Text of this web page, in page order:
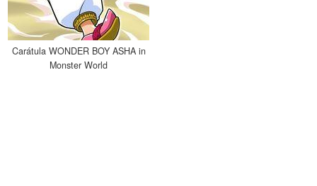
Carátula WONDER BOY ASHA in
Monster World